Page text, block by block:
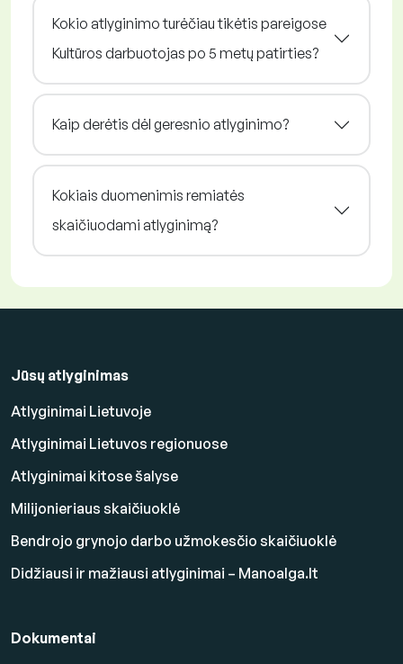
Kokio atlyginimo turėčiau tikėtis pareigose
Kultūros darbuotojas po 5 metų patirties?
Kaip derėtis dėl geresnio atlyginimo?
Kokiais duomenimis remiatės
skaičiuodami atlyginimą?
Jūsų atlyginimas
Atlyginimai Lietuvoje
Atlyginimai Lietuvos regionuose
Atlyginimai kitose šalyse
Milijonieriaus skaičiuoklė
Bendrojo grynojo darbo užmokesčio skaičiuoklė
Didžiausi ir mažiausi atlyginimai – Manoalga.lt
Dokumentai